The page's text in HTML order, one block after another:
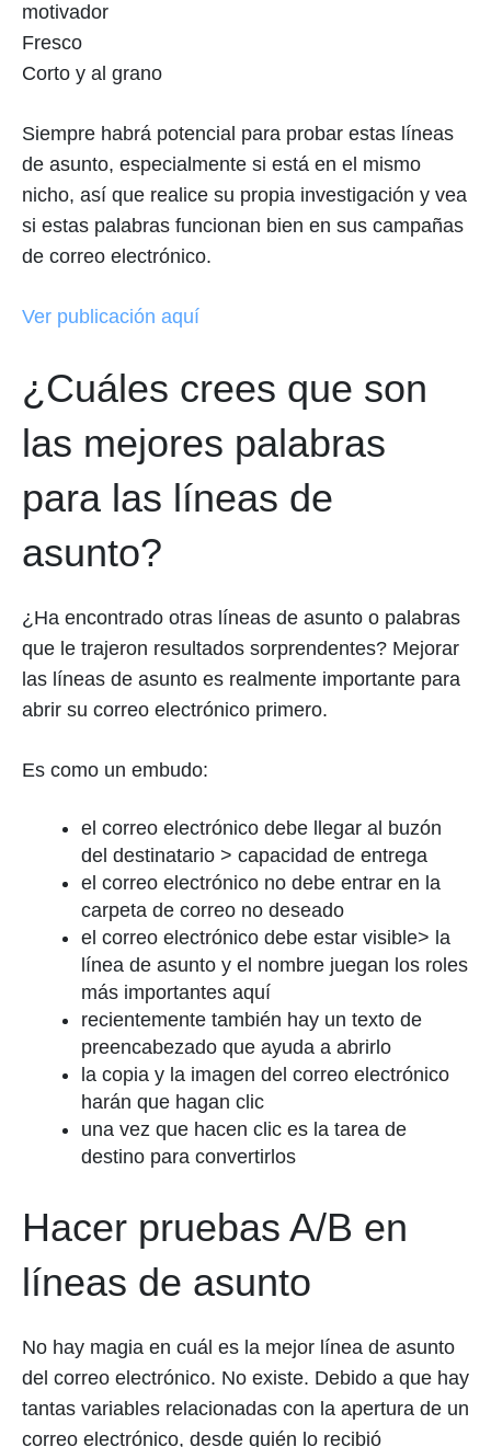
motivador
Fresco
Corto y al grano
Siempre habrá potencial para probar estas líneas
de asunto, especialmente si está en el mismo
nicho, así que realice su propia investigación y vea
si estas palabras funcionan bien en sus campañas
de correo electrónico.
Ver publicación aquí
¿Cuáles crees que son
las mejores palabras
para las líneas de
asunto?
¿Ha encontrado otras líneas de asunto o palabras
que le trajeron resultados sorprendentes? Mejorar
las líneas de asunto es realmente importante para
abrir su correo electrónico primero.
Es como un embudo:
el correo electrónico debe llegar al buzón
del destinatario > capacidad de entrega
el correo electrónico no debe entrar en la
carpeta de correo no deseado
el correo electrónico debe estar visible> la
línea de asunto y el nombre juegan los roles
más importantes aquí
recientemente también hay un texto de
preencabezado que ayuda a abrirlo
la copia y la imagen del correo electrónico
harán que hagan clic
una vez que hacen clic es la tarea de
destino para convertirlos
Hacer pruebas A/B en
líneas de asunto
No hay magia en cuál es la mejor línea de asunto
del correo electrónico. No existe. Debido a que hay
tantas variables relacionadas con la apertura de un
correo electrónico, desde quién lo recibió